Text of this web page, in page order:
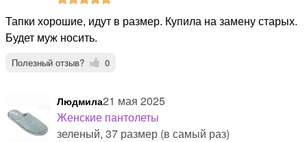
Тапки хорошие, идут в размер. Купила на замену старых.
Будет муж носить.
Полезный отзыв? 0
Людмила21 мая 2025
Женские пантолеты
зеленый, 37 размер (в самый раз)